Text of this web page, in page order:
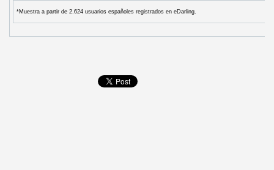
*Muestra a partir de 2.624 usuarios españoles registrados en eDarling.